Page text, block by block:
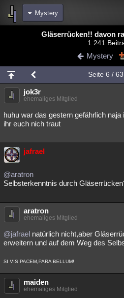
Mystery
Blogs
Chat Wiki Neuigkeiten
meine Rubriken
Menschen
Spiritualität Verschwörungen
weitere Rubriken
Philosophie
Astronomie Helpdesk Gruppen
Musik Clash Verbesserungen
Übersichten
Besucht Teilgenommen Alle
Gläserrücken!! davon
1.241
Mystery
Seite 6 / 63
jok3r
ehemaliges Mitglied
huhu war das gestern gefährlich
ihr euch nich traut
jafrael
@aratron
Selbsterkenntnis durch
aratron
ehemaliges Mitglied
@jafrael natürlich nicht,aber
erweitern und auf dem Weg des
SI VIS PACEM,PARA BELLUM!
maiden
ehemaliges Mitglied